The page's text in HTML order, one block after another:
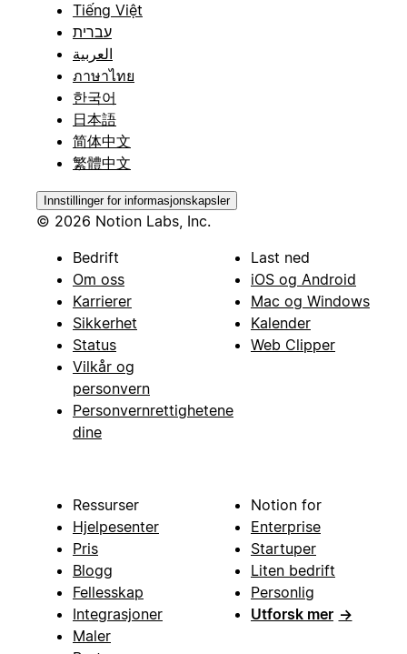
Tiếng Việt
עברית
العربية
ภาษาไทย
한국어
日本語
简体中文
繁體中文
Innstillinger for informasjonskapsler
© 2026 Notion Labs, Inc.
Bedrift
Om oss
Karrierer
Sikkerhet
Status
Vilkår og
personvern
Personvernrettighetene
dine
Last ned
iOS og Android
Mac og Windows
Kalender
Web Clipper
Ressurser
Hjelpesenter
Pris
Blogg
Fellesskap
Integrasjoner
Maler
Notion for
Enterprise
Startuper
Liten bedrift
Personlig
Utforsk mer →